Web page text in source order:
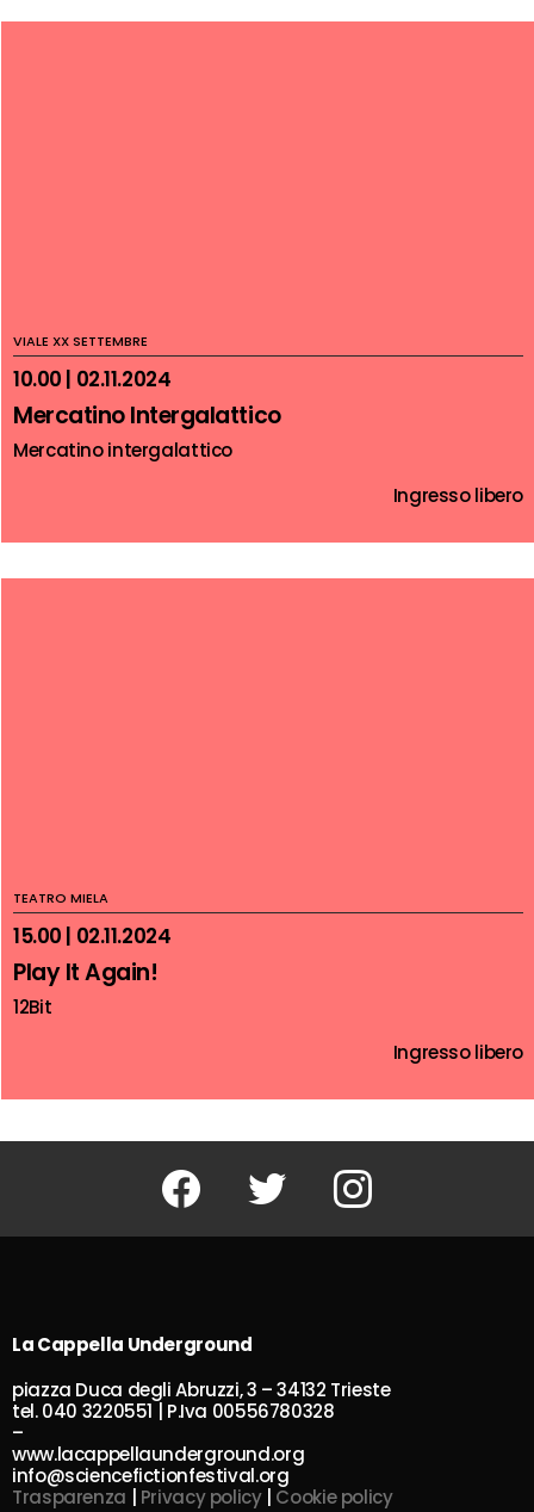
VIALE XX SETTEMBRE
10.00 | 02.11.2024
Mercatino Intergalattico
Mercatino intergalattico
Ingresso libero
TEATRO MIELA
15.00 | 02.11.2024
Play It Again!
12Bit
Ingresso libero
Facebook Twitter Instagram
La Cappella Underground
piazza Duca degli Abruzzi, 3 – 34132 Trieste
tel. 040 3220551 | P.Iva 00556780328
–
www.lacappellaunderground.org
info@sciencefictionfestival.org
Trasparenza
Privacy policy| Cookie policy